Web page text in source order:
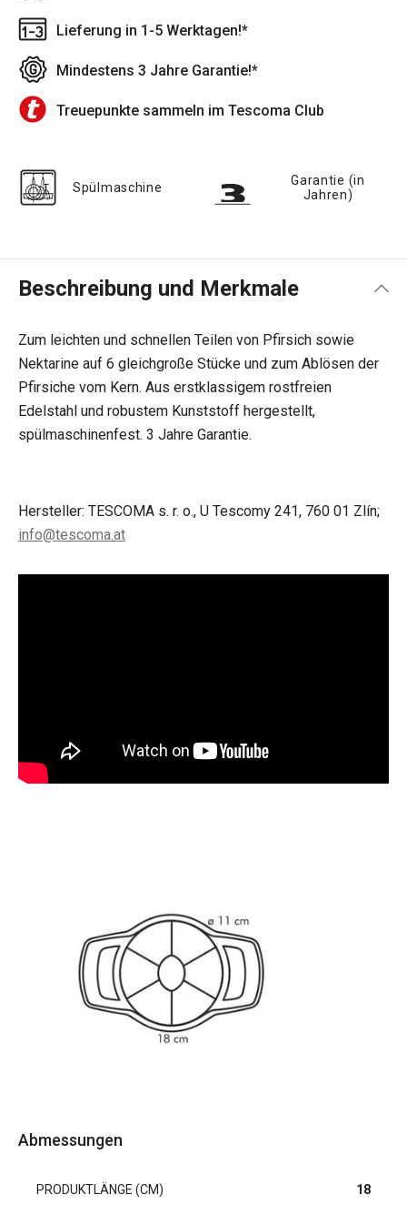
Lieferung in 1-5 Werktagen!*
Mindestens 3 Jahre Garantie!*
Treuepunkte sammeln im Tescoma Club
Spülmaschine
Garantie (in
Jahren)
Beschreibung und Merkmale
Zum leichten und schnellen Teilen von Pfirsich sowie
Nektarine auf 6 gleichgroße Stücke und zum Ablösen der
Pfirsiche vom Kern. Aus erstklassigem rostfreien
Edelstahl und robustem Kunststoff hergestellt,
spülmaschinenfest. 3 Jahre Garantie.
Hersteller: TESCOMA s. r. o., U Tescomy 241, 760 01 Zlín;
info@tescoma.at
Abmessungen
PRODUKTLÄNGE (CM) 18